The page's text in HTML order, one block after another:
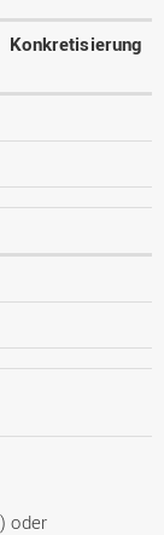
Konkretisierung
oder